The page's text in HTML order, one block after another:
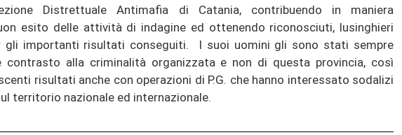
Distrettuale Antimafia di Catania, contribuendo in maniera
esito delle attività di indagine ed ottenendo riconosciuti, lusinghieri
gli importanti risultati conseguiti. I suoi uomini gli sono stati sempre
contrasto alla criminalità organizzata e non di questa provincia, così
risultati anche con operazioni di P.G. che hanno interessato sodalizi
territorio nazionale ed internazionale.